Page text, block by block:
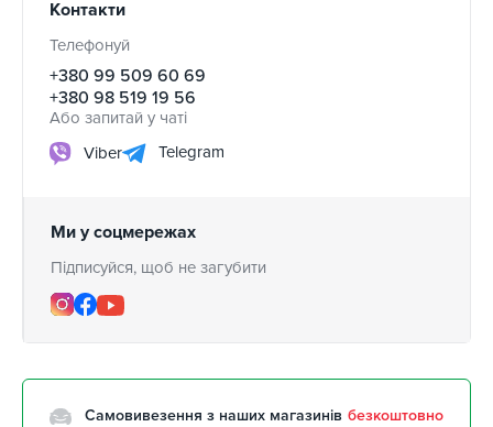
Контакти
Телефонуй
+380 99 509 60 69
+380 98 519 19 56
Або запитай у чаті
Viber
Telegram
Ми у соцмережах
Підписуйся, щоб не загубити
Самовивезення з наших магазинів безкоштовно